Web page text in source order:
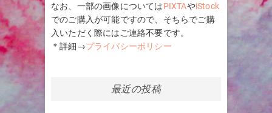
なお、一部の画像についてはPIXTAやiStock
でのご購入が可能ですので、そちらでご購
入いただく際にはご連絡不要です。
＊詳細→プライバシーポリシー
最近の投稿